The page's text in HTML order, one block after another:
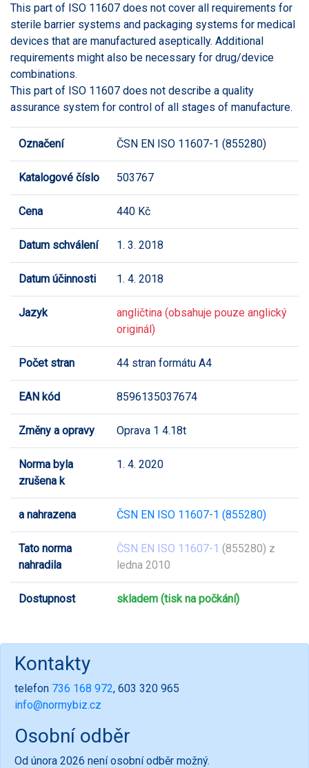
This part of ISO 11607 does not cover all requirements for
sterile barrier systems and packaging systems for medical
devices that are manufactured aseptically. Additional
requirements might also be necessary for drug/device
combinations.
This part of ISO 11607 does not describe a quality
assurance system for control of all stages of manufacture.
Označení ČSN EN ISO 11607-1 (855280)
Katalogové číslo 503767
Cena 440 Kč
Datum schválení 1. 3. 2018
Datum účinnosti 1. 4. 2018
Jazyk
angličtina (obsahuje pouze anglický
originál)
Počet stran 44 stran formátu A4
EAN kód 8596135037674
Změny a opravy Oprava 1 4.18t
Norma byla
zrušena k
1. 4. 2020
a nahrazena ČSN EN ISO 11607-1 (855280)
Tato norma
nahradila
ČSN EN ISO 11607-1 (855280) z
ledna 2010
Dostupnost skladem (tisk na počkání)
Kontakty
telefon 736 168 972, 603 320 965
info@normybiz.cz
Osobní odběr
Od února 2026 není osobní odběr možný.